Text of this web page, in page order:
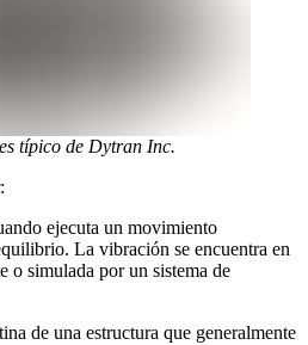
típico de Dytran Inc.
ejecuta un movimiento
La vibración se encuentra en
o simulada por un sistema de
de una estructura que generalmente